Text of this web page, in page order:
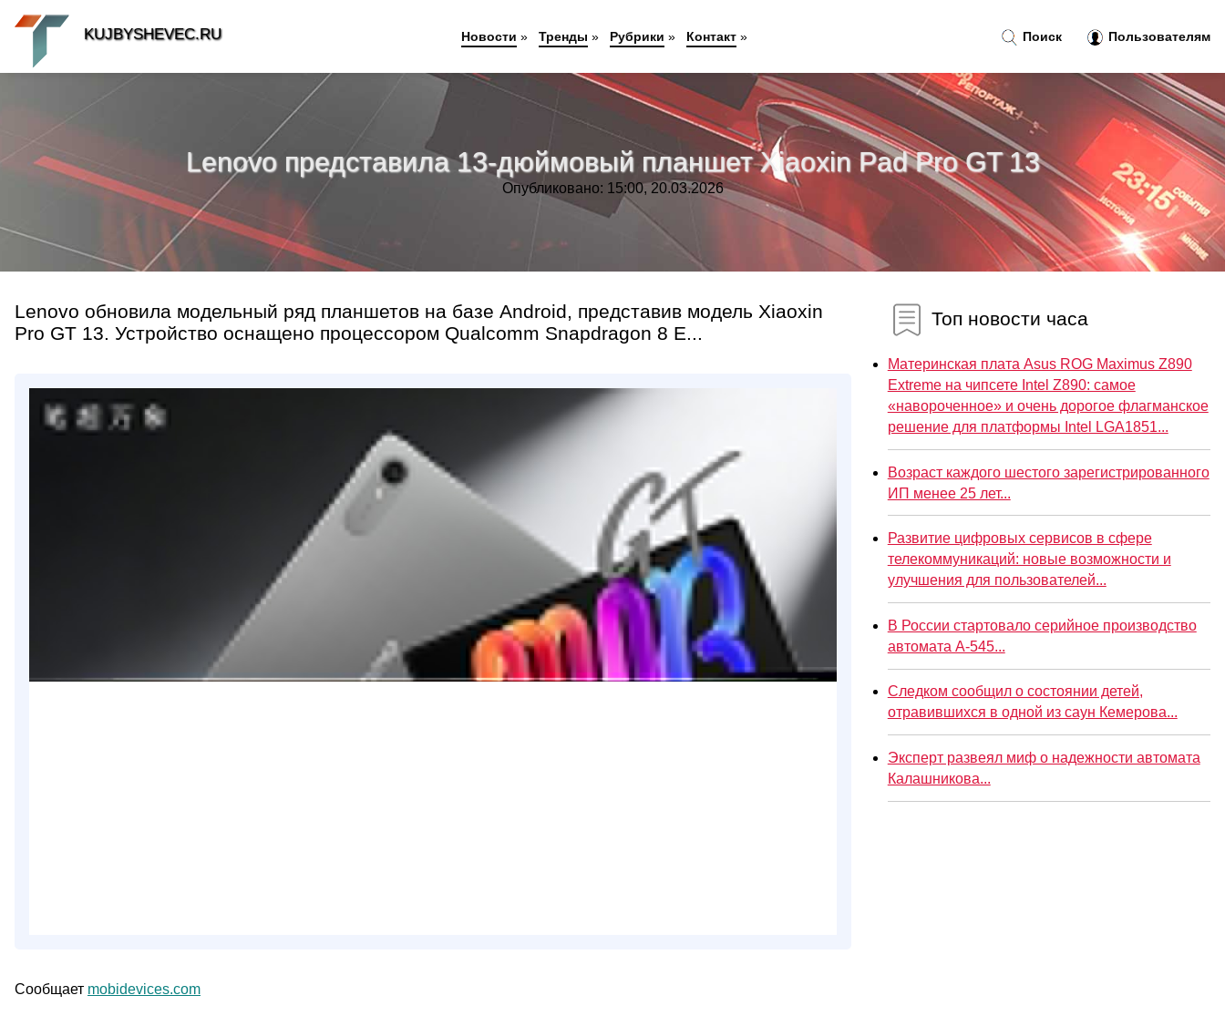
Lenovo представила 13-дюймовый планшет Xiaoxin Pad Pro GT 13
Опубликовано: 15:00, 20.03.2026
Lenovo обновила модельный ряд планшетов на базе Android, представив модель Xiaoxin
Pro GT 13. Устройство оснащено процессором Qualcomm Snapdragon 8 E...
Сообщает mobidevices.com
Топ новости часа
Материнская плата Asus ROG Maximus Z890
Extreme на чипсете Intel Z890: самое
«навороченное» и очень дорогое флагманское
решение для платформы Intel LGA1851...
Возраст каждого шестого зарегистрированного
ИП менее 25 лет...
Развитие цифровых сервисов в сфере
телекоммуникаций: новые возможности и
улучшения для пользователей...
В России стартовало серийное производство
автомата А-545...
Следком сообщил о состоянии детей,
отравившихся в одной из саун Кемерова...
Эксперт развеял миф о надежности автомата
Калашникова...
Поиск Пользователям
KUJBYSHEVEC.RU Новости » Тренды » Рубрики » Контакт»